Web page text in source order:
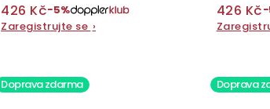
426 Kč−5%
Zaregistrujte se ›
426 Kč
Doprava zdarma Doprava